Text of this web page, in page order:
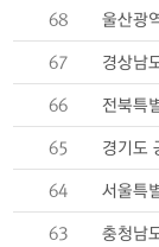
68 울산광
67 경상남
66 전북특
65 경기도
64 서울특
63 충청남